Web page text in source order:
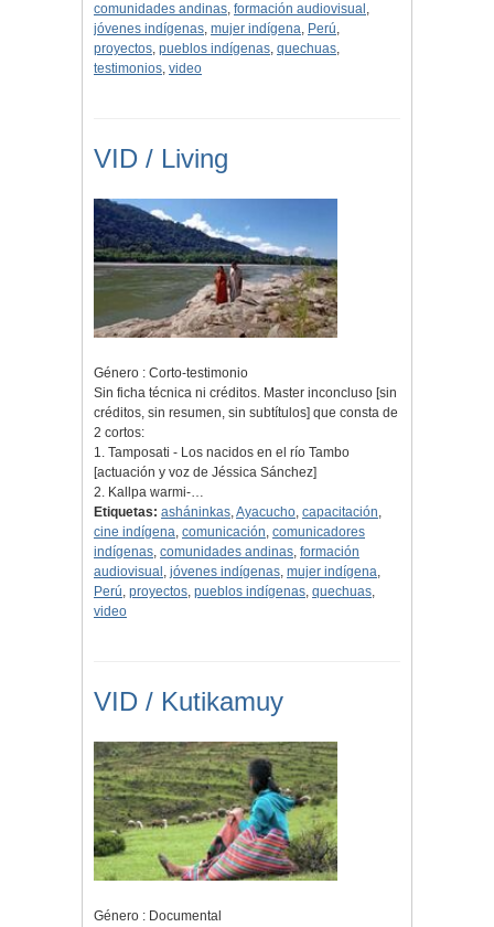
comunidades andinas, formación audiovisual ,
jóvenes indígenas, mujer indígena, Perú,
proyectos, pueblos indígenas, quechuas,
testimonios, video
VID / Living
Género : Corto-testimonio
Sin ficha técnica ni créditos. Master inconcluso [sin
créditos, sin resumen, sin subtítulos] que consta de
2 cortos:
1. Tamposati - Los nacidos en el río Tambo
[actuación y voz de Jéssica Sánchez]
2. Kallpa warmi-…
Etiquetas: asháninkas,Ayacucho, capacitación,
cine indígena, comunicación, comunicadores
indígenas, comunidades andinas, formación
audiovisual , jóvenes indígenas, mujer indígena,
Perú, proyectos, pueblos indígenas, quechuas,
video
VID / Kutikamuy
Género : Documental